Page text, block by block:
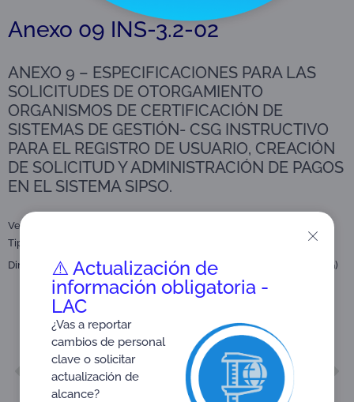
Anexo 09 INS-3.2-02
ANEXO 9 – ESPECIFICACIONES PARA LAS
SOLICITUDES DE OTORGAMIENTO
ORGANISMOS DE CERTIFICACIÓN DE
SISTEMAS DE GESTIÓN- CSG INSTRUCTIVO
PARA EL REGISTRO DE USUARIO, CREACIÓN
DE SOLICITUD Y ADMINISTRACIÓN DE PAGOS
EN EL SISTEMA SIPSO.
Versión: 09
Tipo:
Dirigido a:Organismos de Certificación de Sistemas de Gestión (CSG)
ANTERIOR
Anexo 06 INS-3.3-06
SIGUIENTE
FR-3.2-05 Anexo 1
⚠️ Actualización de
información obligatoria -
LAC
¿Vas a reportar
cambios de personal
clave o solicitar
actualización de
alcance?